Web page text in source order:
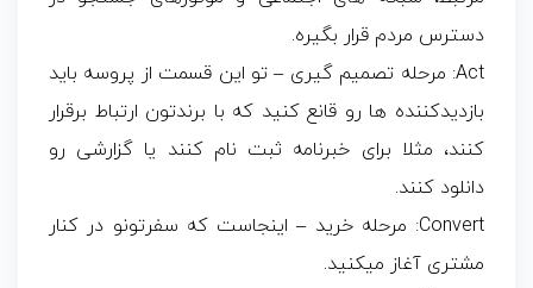
دسترس مردم قرار بگیره.
Act: مرحله تصمیم گیری – تو این قسمت از پروسه باید
بازدیدکننده ها رو قانع کنید که با برندتون ارتباط برقرار
کنند، مثلا برای خبرنامه ثبت نام کنند یا گزارشی رو
دانلود کنند.
Convert: مرحله خرید – اینجاست که سفرتونو در کنار
مشتری آغاز میکنید.